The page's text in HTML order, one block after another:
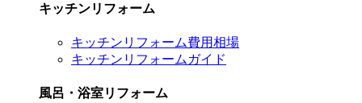
キッチンリフォーム
キッチンリフォーム費用相場
キッチンリフォームガイド
風呂・浴室リフォーム